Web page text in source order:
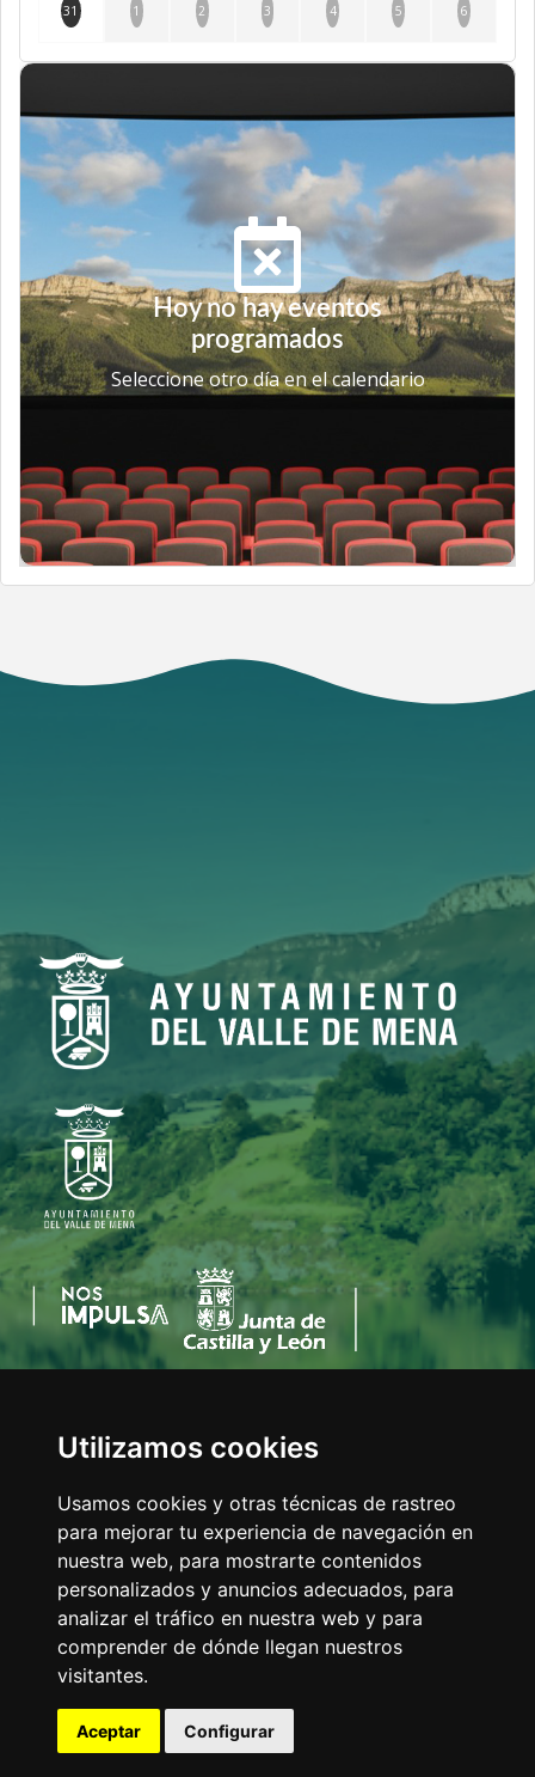
Utilizamos cookies
Usamos cookies y otras técnicas de rastreo
para mejorar tu experiencia de navegación en
nuestra web, para mostrarte contenidos
personalizados y anuncios adecuados, para
analizar el tráfico en nuestra web y para
comprender de dónde llegan nuestros
visitantes.
Aceptar Configurar
31 1 2 3 4 5 6
Hoy no hay eventos
programados
Seleccione otro día en el calendario
C/Eladio Bustamante, 1
Tfno:947 126 211
E-mail:info@valledemena.es
MAPA WEB
POLÍTICA DE COOKIES
ACCESIBILIDAD